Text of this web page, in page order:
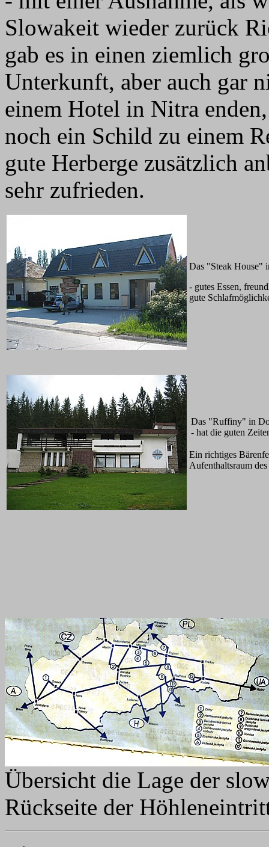
Slowakeit wieder zurück
gab es in einen ziemlich
Unterkunft, aber auch gar
einem Hotel in Nitra
noch ein Schild zu einem
gute Herberge zusätzlich
sehr zufrieden.
Das "Steak House"
- gutes Essen,
gute
Das "Ruffiny" in
- hat die guten
Ein richtiges
Aufenthaltsraum
Übersicht die Lage der
Rückseite der